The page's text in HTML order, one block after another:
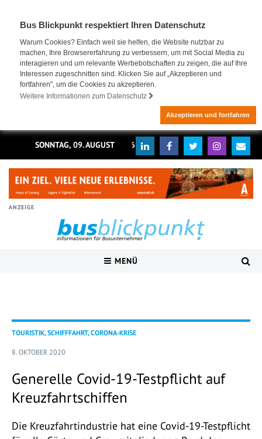
Bus Blickpunkt respektiert Ihren Datenschutz
Warum Cookies? Einfach weil sie helfen, die Website nutzbar zu
machen, Ihre Browsererfahrung zu verbessern, um mit Social Media zu
interagieren und um relevante Werbebotschaften zu zeigen, die auf Ihre
Interessen zugeschnitten sind. Klicken Sie auf „Akzeptieren und
fortfahren", um die Cookies zu akzeptieren.
Weitere Informationen zum Datenschutz
Akzeptieren und fortfahren
SONNTAG, 09. AUGUST 2026
ANZEIGE
MENÜ
TOURISTIK, SCHIFFFAHRT, CORONA-KRISE
8. OKTOBER 2020
Generelle Covid-19-Testpflicht auf
Kreuzfahrtschiffen
Die Kreuzfahrtindustrie hat eine Covid-19-Testpflicht